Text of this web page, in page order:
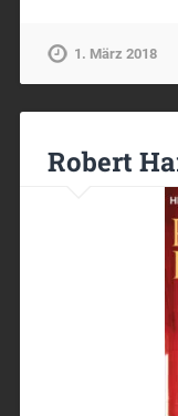
1. März 2018
Robert